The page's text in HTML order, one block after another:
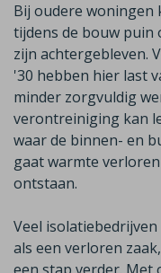
Bij oudere
tijdens de bouw
zijn achtergebleven.
'30 hebben hier last
minder zorgvuldig
verontreiniging kan
waar de binnen- en
gaat warmte
ontstaan.
Veel
als een verloren